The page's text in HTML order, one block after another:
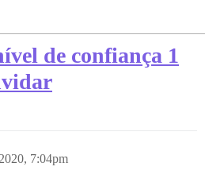
de confiança 1
7:04pm